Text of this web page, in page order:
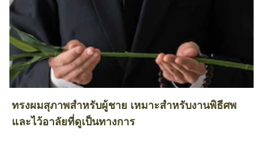
ทรงผมสุภาพสำหรับผู้ชาย เหมาะสำหรับงานพิธีศพ
และไว้อาลัยที่ดูเป็นทางการ